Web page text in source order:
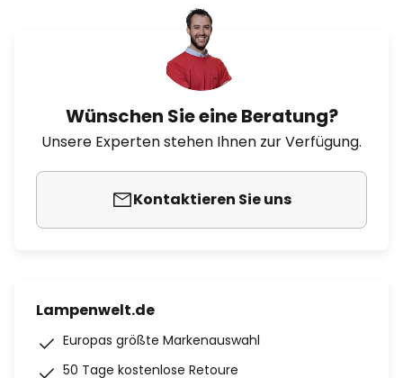
Wünschen Sie eine Beratung?
Unsere Experten stehen Ihnen zur Verfügung.
Kontaktieren Sie uns
Lampenwelt.de
Europas größte Markenauswahl
50 Tage kostenlose Retoure